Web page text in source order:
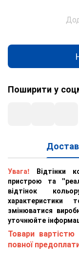
Поширити у
Увага! Відтінки
пристрою та
відтінок
характеристики
змінюватися
уточнюйте
Товари
повної